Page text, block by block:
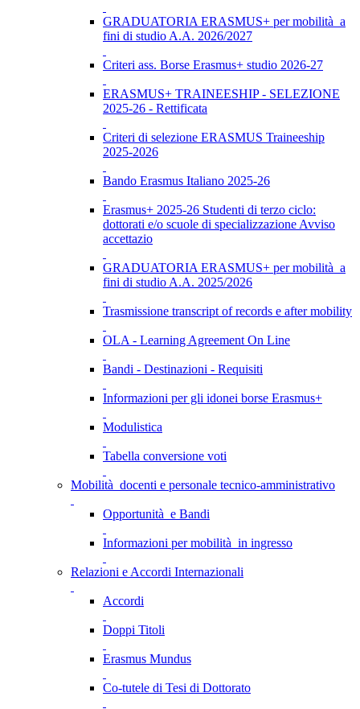
GRADUATORIA ERASMUS+ per mobilità a
fini di studio A.A. 2026/2027
Criteri ass. Borse Erasmus+ studio 2026-27
ERASMUS+ TRAINEESHIP - SELEZIONE
2025-26 - Rettificata
Criteri di selezione ERASMUS Traineeship
2025-2026
Bando Erasmus Italiano 2025-26
Erasmus+ 2025-26 Studenti di terzo ciclo:
dottorati e/o scuole di specializzazione Avviso
accettazio
GRADUATORIA ERASMUS+ per mobilità a
fini di studio A.A. 2025/2026
Trasmissione transcript of records e after mobility
OLA - Learning Agreement On Line
Bandi - Destinazioni - Requisiti
Informazioni per gli idonei borse Erasmus+
Modulistica
Tabella conversione voti
Mobilità docenti e personale tecnico-amministrativo
Opportunità e Bandi
Informazioni per mobilità in ingresso
Relazioni e Accordi Internazionali
Accordi
Doppi Titoli
Erasmus Mundus
Co-tutele di Tesi di Dottorato